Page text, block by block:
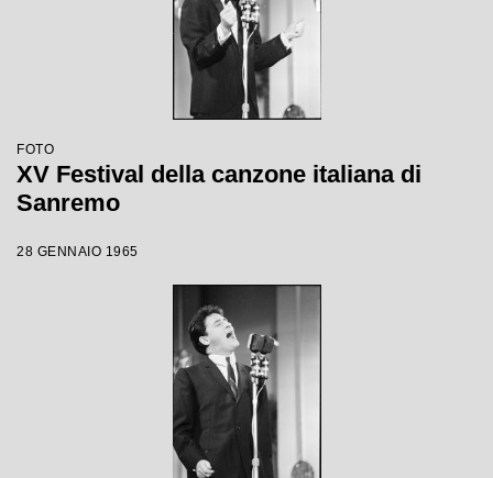
FOTO
XV Festival della canzone italiana di
Sanremo
28 GENNAIO 1965